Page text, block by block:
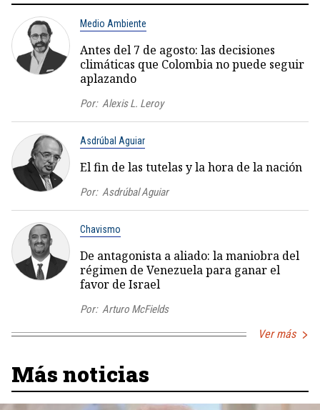
Medio Ambiente
Antes del 7 de agosto: las decisiones
climáticas que Colombia no puede seguir
aplazando
Por: Alexis L. Leroy
Asdrúbal Aguiar
El fin de las tutelas y la hora de la nación
Por: Asdrúbal Aguiar
Chavismo
De antagonista a aliado: la maniobra del
régimen de Venezuela para ganar el
favor de Israel
Por: Arturo McFields
Ver más
Más noticias